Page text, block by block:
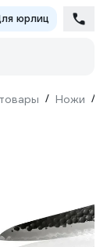
юрлиц
/ Ножи /